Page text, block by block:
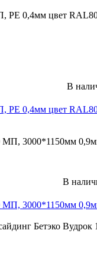
PE 0,4мм цвет
В
PE 0,4мм цвет
3000*1150мм
В
3000*1150мм
Бетэко Вудрок